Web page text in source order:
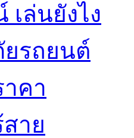
เล่นยังไง
รถยนต์
คา
าย